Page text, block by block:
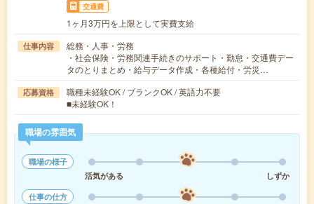
交通費
1ヶ月3万円を上限として実費支給
仕事内容
総務・人事・労務
・社会保険・労務関連手続きのサポート・勤怠・交通費デー
タのとりまとめ・給与データ作成・各種給付・労災…
応募資格
職種未経験OK / ブランクOK / 英語力不要
■未経験OK！
職場の雰囲気
職場の様子
活気がある
しずか
仕事の仕方